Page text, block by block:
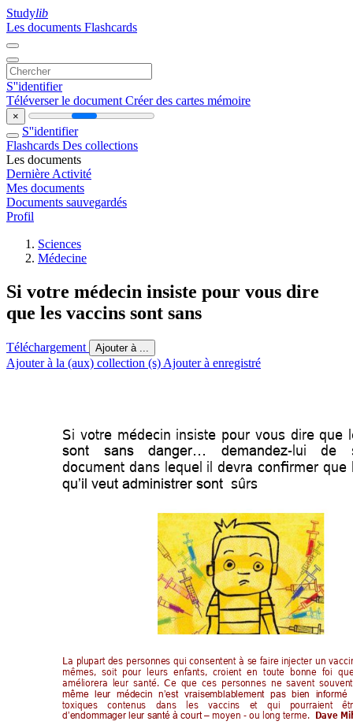
Studylib
Les documents Flashcards
S''identifier
Téléverser le document Créer des cartes mémoire
×
S''identifier
Flashcards Des collections
Les documents
Dernière Activité
Mes documents
Documents sauvegardés
Profil
Sciences
Médecine
Si votre médecin insiste pour vous dire
que les vaccins sont sans
Téléchargement Ajouter à ...
Ajouter à la (aux) collection (s) Ajouter à enregistré
Si votre médecin insiste pour vous dire que
sont sans danger… demandez-lui de
document dans lequel il devra confirmer que
qu’il veut administrer sont sûrs
La plupart des personnes qui consentent à se faire injecter un
mêmes, soit pour leurs enfants, croient en toute bonne foi
améliorera leur santé. Ce que  ces personnes ne savent souvent
même leur médecin n’est vraisemblablement pas bien informé
toxiques contenus dans les vaccins et qui pourraient
d’endommager leur santé à court – moyen - ou long terme. Dave